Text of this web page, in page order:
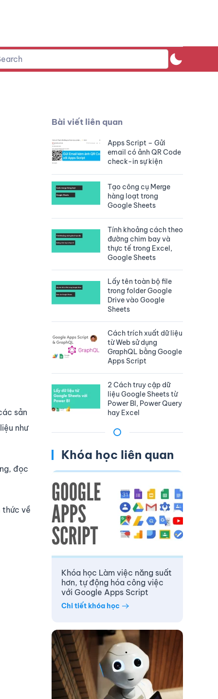
sản
như
đọc
thức về
Bài viết liên quan
Apps Script – Gửi
email có ảnh QR Code
check-in sự kiện
Tạo công cụ Merge
hàng loạt trong
Google Sheets
Tính khoảng cách theo
đường chim bay và
thực tế trong Excel,
Google Sheets
Lấy tên toàn bộ file
trong folder Google
Drive vào Google
Sheets
Cách trích xuất dữ liệu
từ Web sử dụng
GraphQL bằng Google
Apps Script
2 Cách truy cập dữ
liệu Google Sheets từ
Power BI, Power Query
hay Excel
Khóa học liên quan
Khóa học Làm việc năng suất
hơn, tự động hóa công việc
với Google Apps Script
Chi tiết khóa học